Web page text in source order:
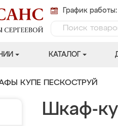
График
КАТАЛОГ
КУПЕ ПЕСКОСТРУЙ
Шкаф-